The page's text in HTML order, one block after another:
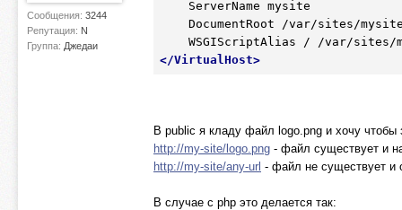
Сообщения: 3244
Репутация: N
Группа: Джедаи
</VirtualHost>
В public я кладу файл logo.png и хочу
http://my-site/logo.png - файл существует и
http://my-site/any-url - файл не существует и
В случае с php это делается так: